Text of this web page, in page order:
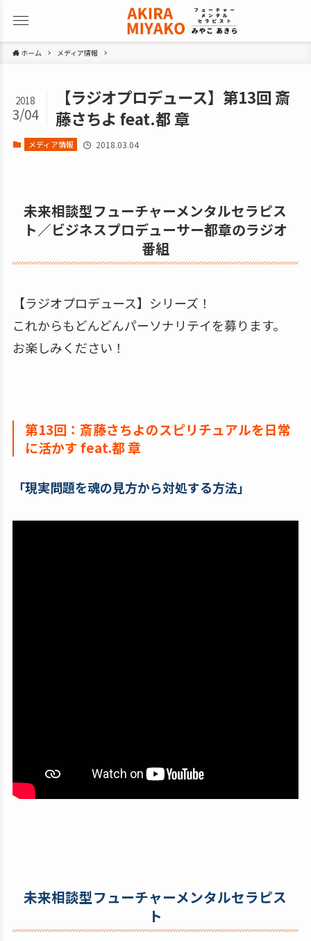
ホーム メディア情報
【ラジオプロデュース】第13回 斎
藤さちよ feat.都 章
2018
3/04
メディア情報 2018.03.04
未来相談型フューチャーメンタルセラピス
ト／ビジネスプロデューサー都章のラジオ
番組
【ラジオプロデュース】シリーズ！
これからもどんどんパーソナリテイを募ります。
お楽しみください！
第13回：斎藤さちよのスピリチュアルを日常
に活かす feat.都 章
「現実問題を魂の見方から対処する方法」
未来相談型フューチャーメンタルセラピス
ト